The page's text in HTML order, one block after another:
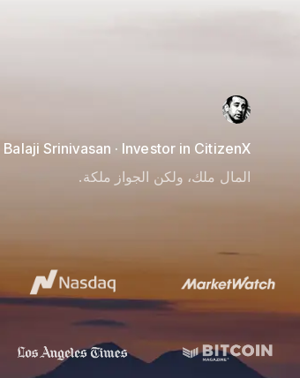
Balaji Srinivasan · Investor in CitizenX
المال ملك، ولكن الجواز ملكة.